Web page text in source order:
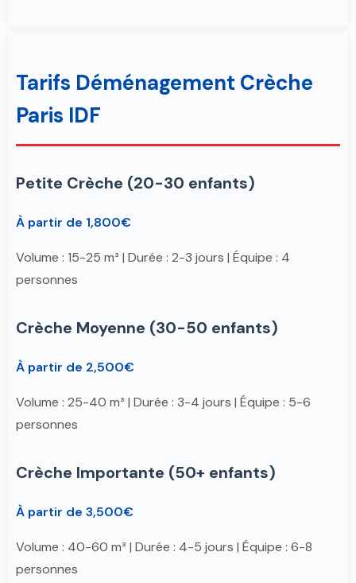
Tarifs Déménagement Crèche
Paris IDF
Petite Crèche (20-30 enfants)
À partir de 1,800€
Volume : 15-25 m³ | Durée : 2-3 jours | Équipe : 4
personnes
Crèche Moyenne (30-50 enfants)
À partir de 2,500€
Volume : 25-40 m³ | Durée : 3-4 jours | Équipe : 5-6
personnes
Crèche Importante (50+ enfants)
À partir de 3,500€
Volume : 40-60 m³ | Durée : 4-5 jours | Équipe : 6-8
personnes